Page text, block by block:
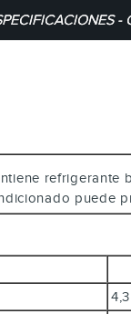
puede